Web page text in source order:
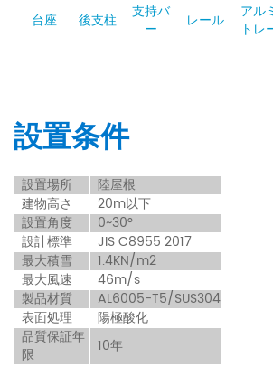
台座 後支柱
支持バ
ー
レール
アル
トレ
設置条件
設置場所
陸屋根
建物高さ
20m以下
設置角度
0~30°
設計標準
JIS C8955 2017
最大積雪
1.4KN/m2
最大風速
46m/s
製品材質
AL6005-T5/SUS304
表面処理
陽極酸化
品質保証年
限
10年